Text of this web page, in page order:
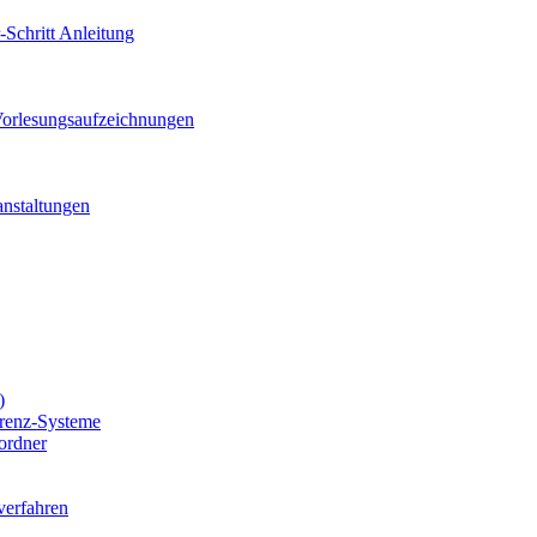
Schritt Anleitung
Systeme